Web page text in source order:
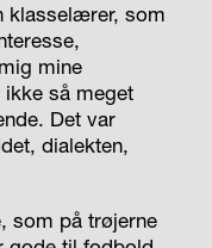
klasselærer, som
mine
ikke så meget
Det var
dialekten,
som på trøjerne